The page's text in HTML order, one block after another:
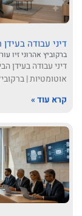
דיני עבודה
ברקוביץ אהרוני זיו
דיני עבודה בעידן
אוטומטיות |
קרא עוד »